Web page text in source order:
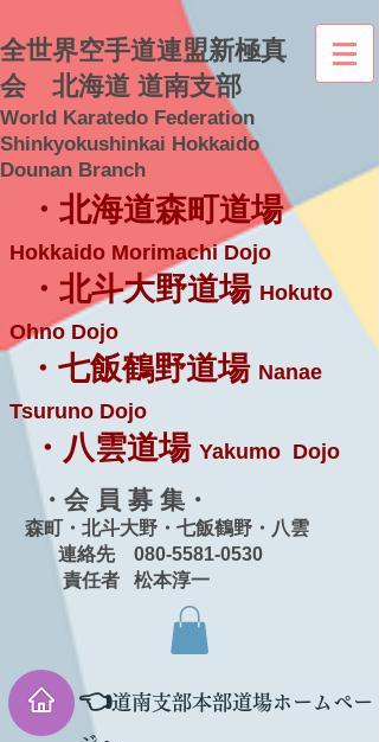
全世界空手道連盟新極真
会 北海道 道南支部
World Karatedo Federation
Shinkyokushinkai Hokkaido
Dounan Branch
・北海道森町道場
Hokkaido Morimachi Dojo
・北斗大野道場 Hokuto
Ohno Dojo
・七飯鶴野道場 Nanae
Tsuruno Dojo
・八雲道場 Yakumo Dojo
・会 員 募 集・
森町・北斗大野・七飯鶴野・八雲
連絡先 080-5581-0530
責任者 松本淳一
👈道南支部本部道場ホームペー